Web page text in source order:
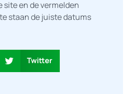
site en de vermelden
staan de juiste datums
Twitter